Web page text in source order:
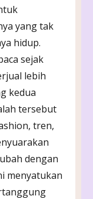
yang tak
hidup.
sejak
lebih
kedua
tersebut
tren,
dengan
menyatukan